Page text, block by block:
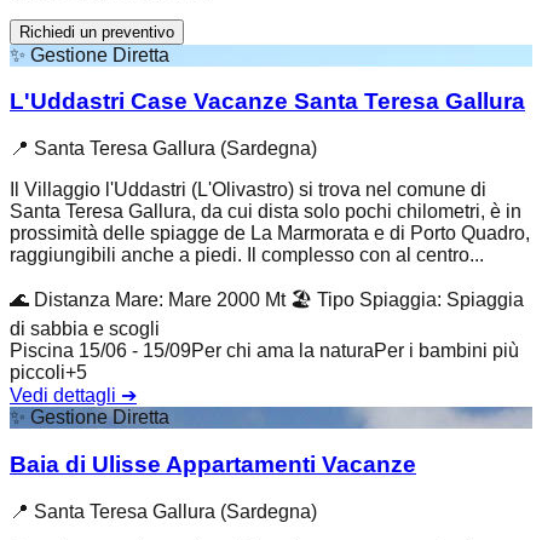
Richiedi un preventivo
✨ Gestione Diretta
L'Uddastri Case Vacanze Santa Teresa Gallura
📍 Santa Teresa Gallura (Sardegna)
Il Villaggio l'Uddastri (L'Olivastro) si trova nel comune di
Santa Teresa Gallura, da cui dista solo pochi chilometri, è in
prossimità delle spiagge de La Marmorata e di Porto Quadro,
raggiungibili anche a piedi. Il complesso con al centro...
🌊 Distanza Mare: Mare 2000 Mt 🏖️ Tipo Spiaggia: Spiaggia
di sabbia e scogli
Piscina 15/06 - 15/09Per chi ama la naturaPer i bambini più
piccoli+5
Vedi dettagli ➔
✨ Gestione Diretta
Baia di Ulisse Appartamenti Vacanze
📍 Santa Teresa Gallura (Sardegna)